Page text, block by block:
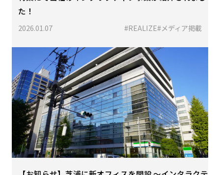
た！
2026.01.07 #REALIZE#メディア掲載